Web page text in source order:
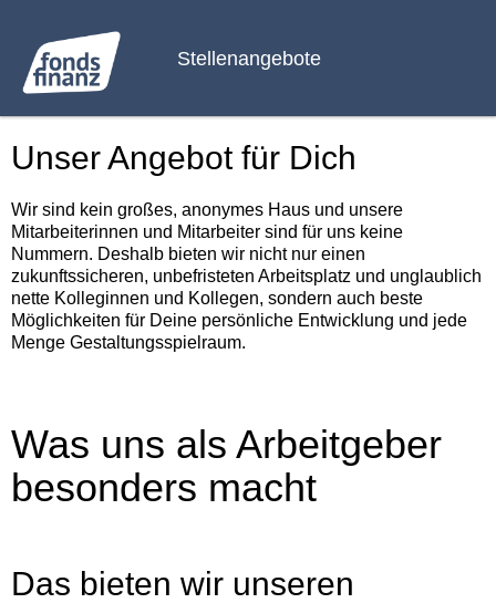
Stellenangebote
Unser Angebot für Dich
Wir sind kein großes, anonymes Haus und unsere
Mitarbeiterinnen und Mitarbeiter sind für uns keine
Nummern. Deshalb bieten wir nicht nur einen
zukunftssicheren, unbefristeten Arbeitsplatz und unglaublich
nette Kolleginnen und Kollegen, sondern auch beste
Möglichkeiten für Deine persönliche Entwicklung und jede
Menge Gestaltungsspielraum.
Was uns als Arbeitgeber
besonders macht
Das bieten wir unseren